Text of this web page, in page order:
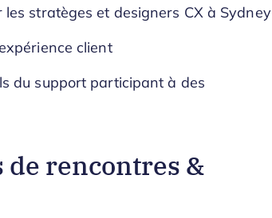
stratèges et designers CX à Sydney
client
du support participant à des
rencontres &